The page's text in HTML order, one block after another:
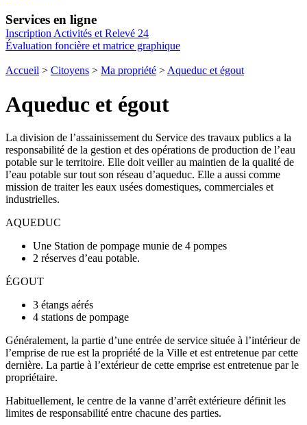
Services en ligne
Inscription Activités et Relevé 24
Évaluation foncière et matrice graphique
Accueil > Citoyens > Ma propriété > Aqueduc et égout
Aqueduc et égout
La division de l’assainissement du Service des travaux publics a la
responsabilité de la gestion et des opérations de production de l’eau
potable sur le territoire. Elle doit veiller au maintien de la qualité de
l’eau potable sur tout son réseau d’aqueduc. Elle a aussi comme
mission de traiter les eaux usées domestiques, commerciales et
industrielles.
AQUEDUC
Une Station de pompage munie de 4 pompes
2 réserves d’eau potable.
ÉGOUT
3 étangs aérés
4 stations de pompage
Généralement, la partie d’une entrée de service située à l’intérieur de
l’emprise de rue est la propriété de la Ville et est entretenue par cette
dernière. La partie à l’extérieur de cette emprise est entretenue par le
propriétaire.
Habituellement, le centre de la vanne d’arrêt extérieure définit les
limites de responsabilité entre chacune des parties.